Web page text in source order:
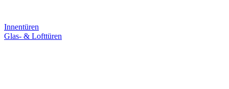
Innentüren
Glas- & Lofttüren